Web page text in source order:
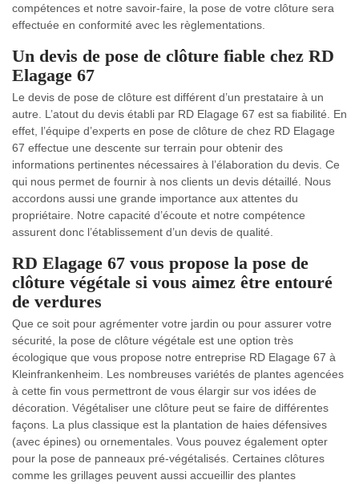
compétences et notre savoir-faire, la pose de votre clôture sera
effectuée en conformité avec les règlementations.
Un devis de pose de clôture fiable chez RD
Elagage 67
Le devis de pose de clôture est différent d’un prestataire à un
autre. L’atout du devis établi par RD Elagage 67 est sa fiabilité. En
effet, l’équipe d’experts en pose de clôture de chez RD Elagage
67 effectue une descente sur terrain pour obtenir des
informations pertinentes nécessaires à l’élaboration du devis. Ce
qui nous permet de fournir à nos clients un devis détaillé. Nous
accordons aussi une grande importance aux attentes du
propriétaire. Notre capacité d’écoute et notre compétence
assurent donc l’établissement d’un devis de qualité.
RD Elagage 67 vous propose la pose de
clôture végétale si vous aimez être entouré
de verdures
Que ce soit pour agrémenter votre jardin ou pour assurer votre
sécurité, la pose de clôture végétale est une option très
écologique que vous propose notre entreprise RD Elagage 67 à
Kleinfrankenheim. Les nombreuses variétés de plantes agencées
à cette fin vous permettront de vous élargir sur vos idées de
décoration. Végétaliser une clôture peut se faire de différentes
façons. La plus classique est la plantation de haies défensives
(avec épines) ou ornementales. Vous pouvez également opter
pour la pose de panneaux pré-végétalisés. Certaines clôtures
comme les grillages peuvent aussi accueillir des plantes